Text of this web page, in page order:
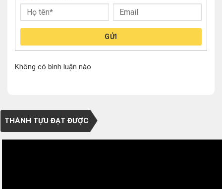
GỬI
Không có bình luận nào
THÀNH TỰU ĐẠT ĐƯỢC